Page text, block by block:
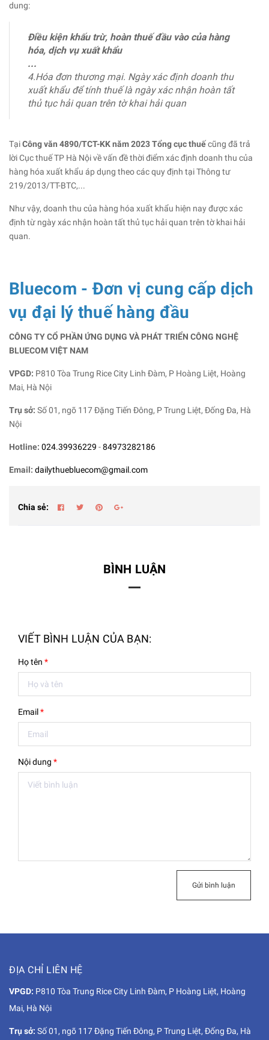
dung:
Điều kiện khấu trừ, hoàn thuế đầu vào của hàng
hóa, dịch vụ xuất khẩu
...
4.Hóa đơn thương mại. Ngày xác định doanh thu
xuất khẩu để tính thuế là ngày xác nhận hoàn tất
thủ tục hải quan trên tờ khai hải quan
TạiCông văn 4890/TCT-KK năm 2023 Tổng cục thuếcũng đã trả
lời Cục thuế TP Hà Nội về vấn đề thời điểm xác định doanh thu của
hàng hóa xuất khẩu áp dụng theo các quy định tại Thông tư
219/2013/TT-BTC,...
Như vậy, doanh thu của hàng hóa xuất khẩu hiện nay được xác
định từ ngày xác nhận hoàn tất thủ tục hải quan trên tờ khai hải
quan.
Bluecom - Đơn vị cung cấp dịch
vụ đại lý thuế hàng đầu
CÔNG TY CỔ PHẦN ỨNG DỤNG VÀ PHÁT TRIỂN CÔNG NGHỆ
BLUECOM VIỆT NAM
VPGD: P810 Tòa Trung Rice City Linh Đàm, P Hoàng Liệt, Hoàng
Mai, Hà Nội
Trụ sở: Số 01, ngõ 117 Đặng Tiến Đông, P Trung Liệt, Đống Đa, Hà
Nội
Hotline: 024.39936229 -84973282186
Email: dailythuebluecom@gmail.com
Chia sẻ:
BÌNH LUẬN
VIẾT BÌNH LUẬN CỦA BẠN:
Họ tên *
Email*
Nội dung *
Gửi bình luận
ĐỊA CHỈ LIÊN HỆ
VPGD: P810 Tòa Trung Rice City Linh Đàm, P Hoàng Liệt, Hoàng
Mai, Hà Nội
Trụ sở: Số 01, ngõ 117 Đặng Tiến Đông, P Trung Liệt, Đống Đa, Hà